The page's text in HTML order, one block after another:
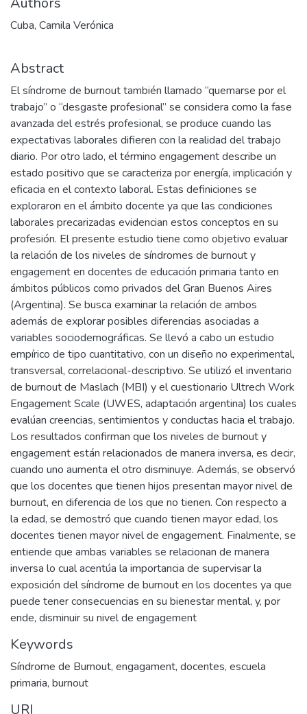
Cuba, Camila Verónica
Abstract
El síndrome de burnout también llamado “quemarse por el
trabajo” o “desgaste profesional” se considera como la fase
avanzada del estrés profesional, se produce cuando las
expectativas laborales difieren con la realidad del trabajo
diario. Por otro lado, el término engagement describe un
estado positivo que se caracteriza por energía, implicación y
eficacia en el contexto laboral. Estas definiciones se
exploraron en el ámbito docente ya que las condiciones
laborales precarizadas evidencian estos conceptos en su
profesión. El presente estudio tiene como objetivo evaluar
la relación de los niveles de síndromes de burnout y
engagement en docentes de educación primaria tanto en
ámbitos públicos como privados del Gran Buenos Aires
(Argentina). Se busca examinar la relación de ambos
además de explorar posibles diferencias asociadas a
variables sociodemográficas. Se llevó a cabo un estudio
empírico de tipo cuantitativo, con un diseño no experimental,
transversal, correlacional-descriptivo. Se utilizó el inventario
de burnout de Maslach (MBI) y el cuestionario Ultrech Work
Engagement Scale (UWES, adaptación argentina) los cuales
evalúan creencias, sentimientos y conductas hacia el trabajo.
Los resultados confirman que los niveles de burnout y
engagement están relacionados de manera inversa, es decir,
cuando uno aumenta el otro disminuye. Además, se observó
que los docentes que tienen hijos presentan mayor nivel de
burnout, en diferencia de los que no tienen. Con respecto a
la edad, se demostró que cuando tienen mayor edad, los
docentes tienen mayor nivel de engagement. Finalmente, se
entiende que ambas variables se relacionan de manera
inversa lo cual acentúa la importancia de supervisar la
exposición del síndrome de burnout en los docentes ya que
puede tener consecuencias en su bienestar mental, y, por
ende, disminuir su nivel de engagement
Keywords
Síndrome de Burnout, engagament, docentes, escuela
primaria, burnout
URI